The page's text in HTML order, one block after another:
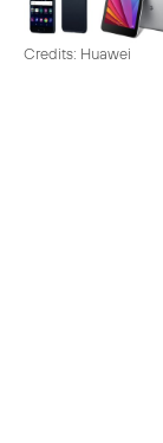
Credits: Huawei